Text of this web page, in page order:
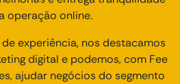
operação online.
experiência, nos destacamos
digital e podemos, com Fee
ajudar negócios do segmento